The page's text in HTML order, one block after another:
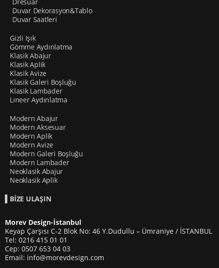
Duvar Dekorasyon&Tablo
Duvar Saatleri
Gizli Işık
Gömme Aydınlatma
Klasik Abajur
Klasik Aplik
Klasik Avize
Klasik Galeri Boşluğu
Klasik Lambader
Lıneer Aydınlatma
Modern Abajur
Modern Aksesuar
Modern Aplik
Modern Avize
Modern Galeri Boşluğu
Modern Lambader
Neoklasik Abajur
Neoklasik Aplik
BİZE ULAŞIN
Morev Design-İstanbul
Keyap Çarşısı C-2 Blok No: 46 Y.Dudullu – Ümraniye / İSTANBUL
Tel: 0216 415 01 01
Cep: 0507 653 04 03
Email: info@morevdesign.com